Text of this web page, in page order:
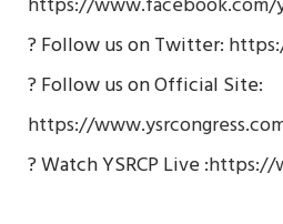
https://
? Follow us on Twitter:
? Follow us on Official Site:
https://
? Watch YSRCP Live :https://